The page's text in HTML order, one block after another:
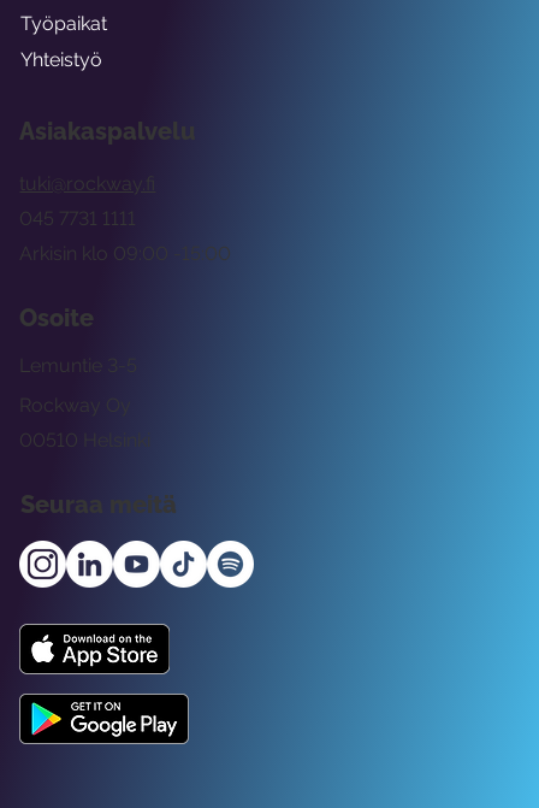
Asiakaspalvelu
tuki@rockway.fi
Arkisin klo 09:00 -15:00
045 7731 1111
Osoite
Rockway Oy
Lemuntie 3-5
00510 Helsinki
Seuraa meitä
Työpaikat
Yhteistyö